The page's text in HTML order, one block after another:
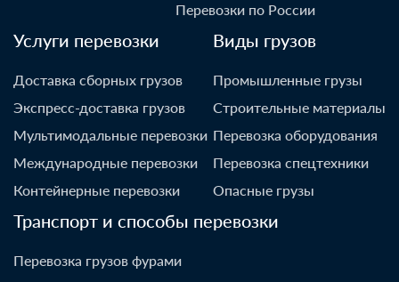
Перевозки по России
Услуги перевозки
Доставка сборных грузов
Экспресс-доставка грузов
Мультимодальные перевозки
Международные перевозки
Контейнерные перевозки
Виды грузов
Промышленные грузы
Строительные материалы
Перевозка оборудования
Перевозка спецтехники
Опасные грузы
Транспорт и способы перевозки
Перевозка грузов фурами